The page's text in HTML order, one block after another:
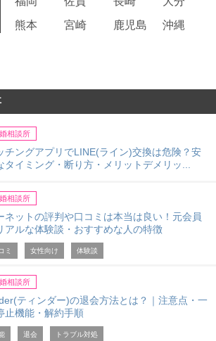
熊本
宮崎 鹿児島 沖縄
相談所
チングアプリでLINE(ライン)交換は危険？安
タイミング・断り方・メリットデメリッ...
相談所
ネットの評判や口コミは本当は良い！元会員
アルな体験談・おすすめな人の特徴
ミ 女性向け 体験談
相談所
ティンダー)の退会方法とは？｜注意点・一
止機能・解約手順
退会 トラブル対処